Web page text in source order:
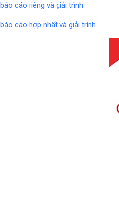
báo cáo riêng và giải trình
báo cáo hợp nhất và giải trình